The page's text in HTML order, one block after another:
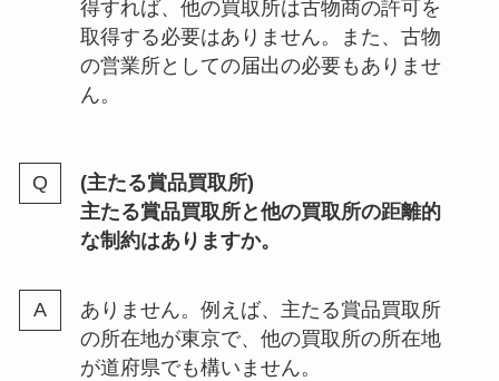
得すれば、他の買取所は古物商の許可を
取得する必要はありません。また、古物
の営業所としての届出の必要もありませ
ん。
(主たる賞品買取所)
主たる賞品買取所と他の買取所の距離的
な制約はありますか。
ありません。例えば、主たる賞品買取所
の所在地が東京で、他の買取所の所在地
が道府県でも構いません。